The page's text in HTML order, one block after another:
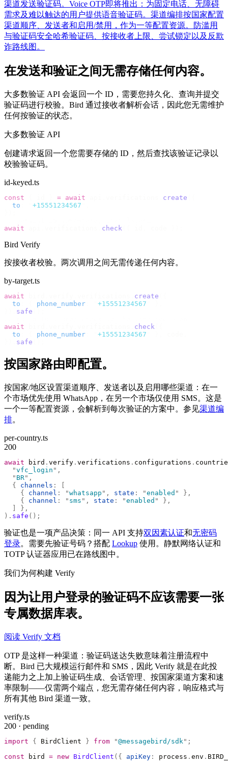
渠道发送验证码。 Voice OTP即将推出：为固定电话、无障碍
需求及难以触达的用户提供语音验证码。 渠道编排按国家配置
渠道顺序、发送者和启用/禁用，作为一等配置资源。
防滥用
与验证码安全哈希验证码、按接收者上限、尝试锁定以及反欺
诈路线图。
在发送和验证之间无需存储任何内容。
大多数验证 API 会返回一个 ID，需要您持久化、查询并提交
验证码进行校验。Bird 通过接收者解析会话，因此您无需维护
任何按验证的状态。
大多数验证 API
创建请求返回一个您需要存储的 ID，然后查找该验证记录以
校验验证码。
id-keyed.ts
const = await create
  to
+15551234567
await
check
Bird Verify
按接收者校验。两次调用之间无需传递任何内容。
by-target.ts
await create
  to
phone_number +15551234567
safe
await
check
  to
phone_number +15551234567
safe
按国家路由即配置。
按国家/地区设置渠道顺序、发送者以及启用哪些渠道：在一
个市场优先使用 WhatsApp，在另一个市场仅使用 SMS。这是
一个一等配置资源，会解析到每次验证的方案中。参见渠道编
排。
per-country.ts
200
await bird . verify . verifications . configurations .
  "
vfc_login " ,
  "
BR" ,
  {
channels :
    {
channel : "whatsapp " , state : "enabled "
},
    {
channel : " sms " , state : "enabled "
},
},
). safe ();
验证也是一项产品决策：同一 API 支持双因素认证和无密码
登录。需要先验证号码？搭配 Lookup 使用。静默网络认证和
TOTP 认证器应用已在路线图中。
我们为何构建 Verify
因为让用户登录的验证码不应该需要一张
专属数据库表。
阅读 Verify 文档
OTP 是这样一种渠道：验证码送达失败意味着注册流程中
断。Bird 已大规模运行邮件和 SMS，因此 Verify 就是在此投
递能力之上加上验证码生成、会话管理、按国家渠道方案和速
率限制——仅需两个端点，您无需存储任何内容，响应格式与
所有其他 Bird 渠道一致。
verify.ts
200 · pending
import { BirdClient } from "@messagebird/sdk " ;
const bird = new BirdClient ({ apiKey : process . env .